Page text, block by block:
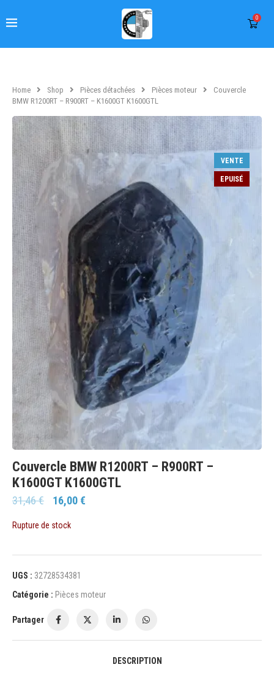
0
Home Shop Pièces détachées Pièces moteur
Couvercle
BMW R1200RT – R900RT – K1600GT K1600GTL
VENTE
EPUISÉ
Couvercle BMW R1200RT – R900RT –
K1600GT K1600GTL
31,46€ 16,00€
Rupture de stock
UGS : 32728534381
Catégorie : Pièces moteur
Partager
DESCRIPTION